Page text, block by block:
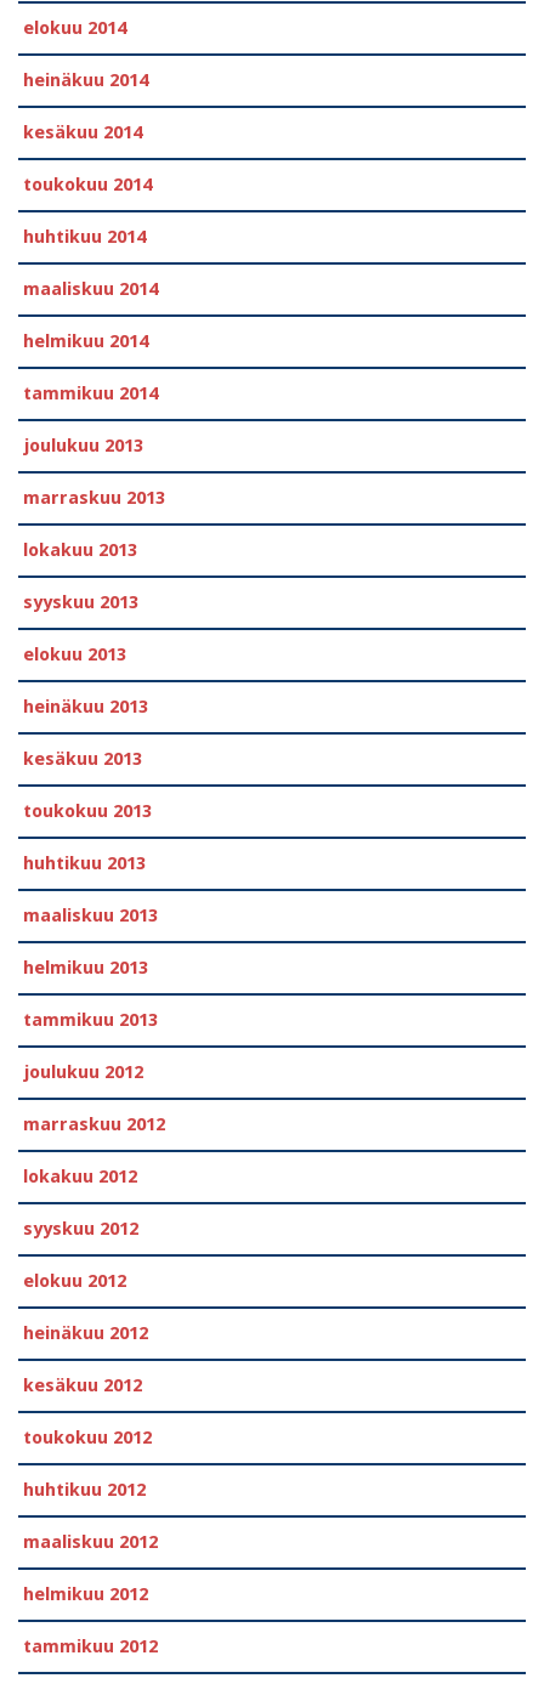
elokuu 2014
heinäkuu 2014
kesäkuu 2014
toukokuu 2014
huhtikuu 2014
maaliskuu 2014
helmikuu 2014
tammikuu 2014
joulukuu 2013
marraskuu 2013
lokakuu 2013
syyskuu 2013
elokuu 2013
heinäkuu 2013
kesäkuu 2013
toukokuu 2013
huhtikuu 2013
maaliskuu 2013
helmikuu 2013
tammikuu 2013
joulukuu 2012
marraskuu 2012
lokakuu 2012
syyskuu 2012
elokuu 2012
heinäkuu 2012
kesäkuu 2012
toukokuu 2012
huhtikuu 2012
maaliskuu 2012
helmikuu 2012
tammikuu 2012